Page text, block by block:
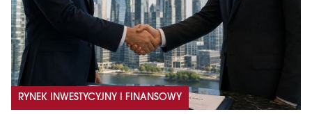
RYNEK INWESTYCYJNY I FINANSOWY